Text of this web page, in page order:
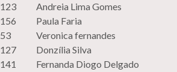
123 Andreia Lima Gomes
156 Paula Faria
53 Veronica fernandes
127 Donzília Silva
141 Fernanda Diogo Delgado